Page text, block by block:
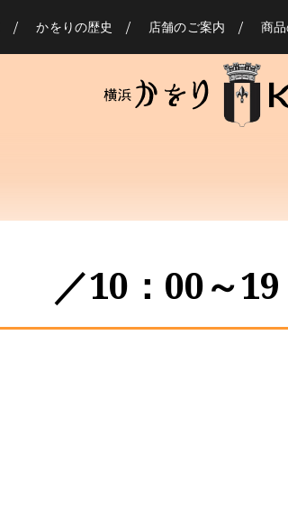
かをりの歴史 店舗のご案内 商
／10：00～19